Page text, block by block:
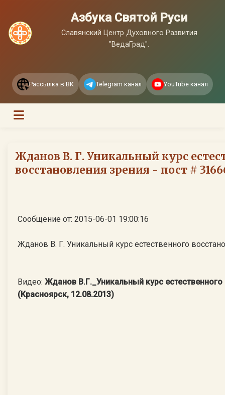
Азбука Святой Руси
Славянский Центр Духовного Развития
"ВедаГрад".
Рассылка в ВК Telegram канал YouTube канал
Жданов В. Г. Уникальный курс
восстановления зрения - пост #
Сообщение от: 2015-06-01 19:00:16
Жданов В. Г. Уникальный курс естественного
Видео: Жданов В.Г._Уникальный курс естественного
(Красноярск, 12.08.2013)